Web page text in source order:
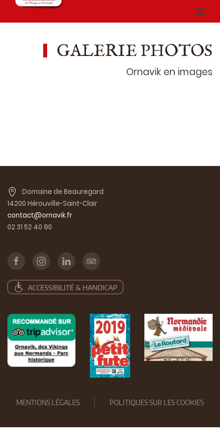
GALERIE PHOTOS
Ornavik en images
Domaine de Beauregard
14200 Hérouville-Saint-Clair
contact@ornavik.fr
02 31 52 40 90
MENTIONS LÉGALES POLITIQUES SUR LES COOKIES